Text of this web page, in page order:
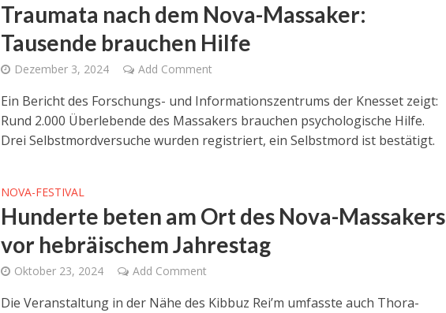
Traumata nach dem Nova-Massaker:
Tausende brauchen Hilfe
Dezember 3, 2024 Add Comment
Ein Bericht des Forschungs- und Informationszentrums der Knesset zeigt:
Rund 2.000 Überlebende des Massakers brauchen psychologische Hilfe.
Drei Selbstmordversuche wurden registriert, ein Selbstmord ist bestätigt.
NOVA-FESTIVAL
Hunderte beten am Ort des Nova-Massakers
vor hebräischem Jahrestag
Oktober 23, 2024 Add Comment
Die Veranstaltung in der Nähe des Kibbuz Rei’m umfasste auch Thora-